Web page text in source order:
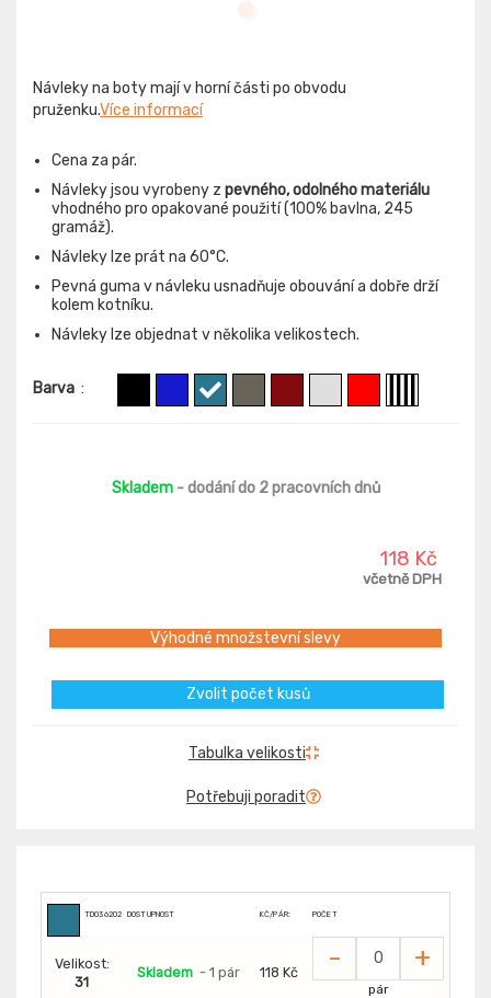
Návleky na boty mají v horní části po obvodu
pruženku.Více informací
Cena za pár.
Návleky jsou vyrobeny z pevného, odolného materiálu
vhodného pro opakované použití (100% bavlna, 245
gramáž).
Návleky lze prát na 60°C.
Pevná guma v návleku usnadňuje obouvání a dobře drží
kolem kotníku.
Návleky lze objednat v několika velikostech.
Barva :
Skladem- dodání do 2 pracovních dnů
118 Kč
včetně DPH
Výhodné množstevní slevy
Zvolit počet kusů
Tabulka velikosti
Potřebuji poradit
TD0362020000606
DOSTUPNOST KČ/PÁR: POČET
Velikost:
31
Skladem - 1 pár 118 Kč - +
pár